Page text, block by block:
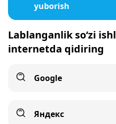
yuborish
Lablanganlik so‘zi
internetda qidiring
Google
Яндекс